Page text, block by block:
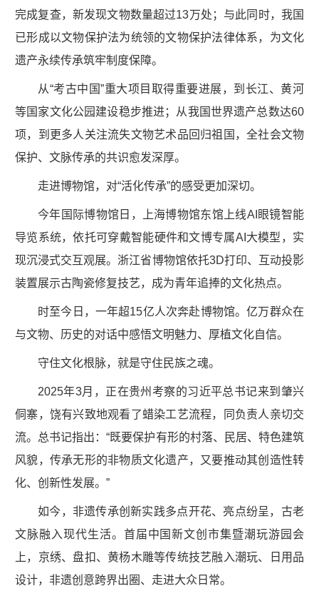
完成复查，新发现文物数量超过13万处；与此同时，我国
已形成以文物保护法为统领的文物保护法律体系，为文化
遗产永续传承筑牢制度保障。
从“考古中国”重大项目取得重要进展，到长江、黄河
等国家文化公园建设稳步推进；从我国世界遗产总数达60
项，到更多人关注流失文物艺术品回归祖国，全社会文物
保护、文脉传承的共识愈发深厚。
走进博物馆，对“活化传承”的感受更加深切。
今年国际博物馆日，上海博物馆东馆上线AI眼镜智能
导览系统，依托可穿戴智能硬件和文博专属AI大模型，实
现沉浸式交互观展。浙江省博物馆依托3D打印、互动投影
装置展示古陶瓷修复技艺，成为青年追捧的文化热点。
时至今日，一年超15亿人次奔赴博物馆。亿万群众在
与文物、历史的对话中感悟文明魅力、厚植文化自信。
守住文化根脉，就是守住民族之魂。
2025年3月，正在贵州考察的习近平总书记来到肇兴
侗寨，饶有兴致地观看了蜡染工艺流程，同负责人亲切交
流。总书记指出：“既要保护有形的村落、民居、特色建筑
风貌，传承无形的非物质文化遗产，又要推动其创造性转
化、创新性发展。”
如今，非遗传承创新实践多点开花、亮点纷呈，古老
文脉融入现代生活。首届中国新文创市集暨潮玩游园会
上，京绣、盘扣、黄杨木雕等传统技艺融入潮玩、日用品
设计，非遗创意跨界出圈、走进大众日常。